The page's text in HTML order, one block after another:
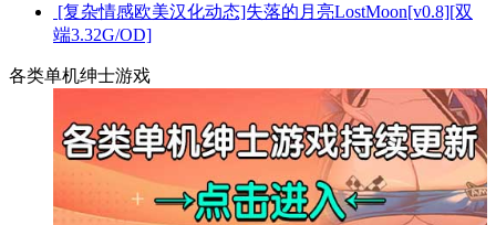
[复杂情感欧美汉化动态]失落的月亮LostMoon[v0.8][双
端3.32G/OD]
各类单机绅士游戏